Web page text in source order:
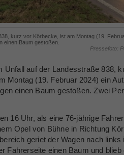
kurz vor Körbecke, ist am Montag (19.
einen Baum gestoßen.
Pressefoto:
Unfall auf der Landesstraße 838,
Montag (19. Februar 2024) ein
einen Baum gestoßen. Zwei
16 Uhr, als eine 76-jährige
Opel von Bühne in Richtung
geriet der Wagen nach links
Fahrerseite einen Baum und blieb